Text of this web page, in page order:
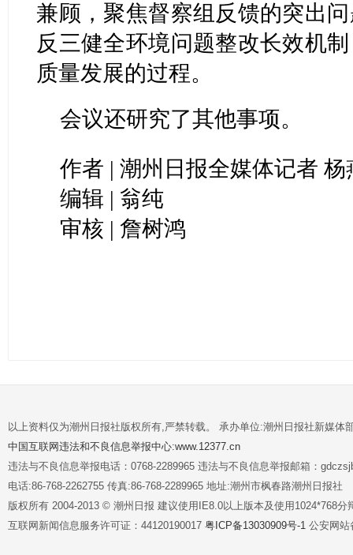
兼顾，聚焦督察组反馈的突出
反三健全环境问题整改长效机
质量发展的过程。
会议还研究了其他事项。
作者 | 潮州日报全媒体记者
编辑 | 翁纯
审核 | 詹树鸿
以上资料仅为潮州日报社版权所有,严禁转载。 承办单位:潮州日报社新媒体
中国互联网违法和不良信息举报中心:www.12377.cn
违法与不良信息举报电话：0768-2289965 违法与不良信息举报邮箱：
电话:86-768-2262755 传真:86-768-2289965 地址:潮州市枫春路潮州日报社
版权所有 2004-2013 © 潮州日报 建议使用IE8.0以上版本及使用1024*768分
互联网新闻信息服务许可证：44120190017 粤ICP备13030909号-1 公安网站